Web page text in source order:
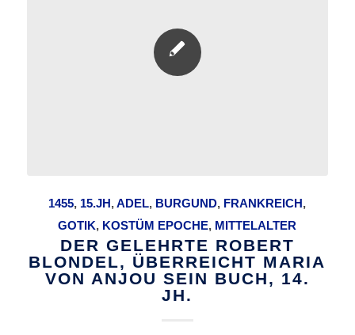
1455, 15.JH,ADEL, BURGUND, FRANKREICH,
GOTIK, KOSTÜM EPOCHE, MITTELALTER
DER GELEHRTE ROBERT
BLONDEL, ÜBERREICHT MARIA
VON ANJOU SEIN BUCH, 14.
JH.